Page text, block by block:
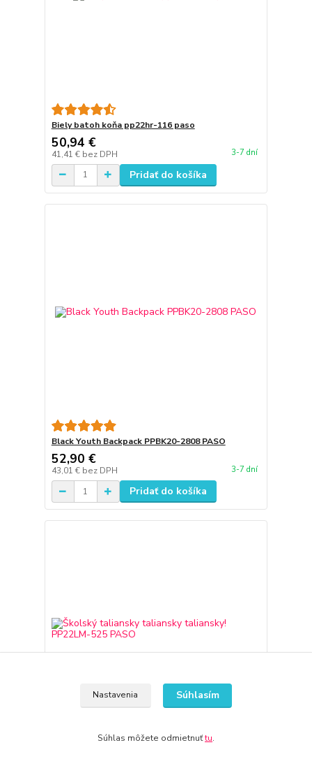
Biely batoh koňa pp22hr-116 paso
50,94 €
41,41 € bez DPH 3-7 dní
Pridať do košíka
Black Youth Backpack PPBK20-2808 PASO
52,90 €
43,01 € bez DPH 3-7 dní
Pridať do košíka
Nastavenia Súhlasím
Súhlas môžete odmietnuťtu.